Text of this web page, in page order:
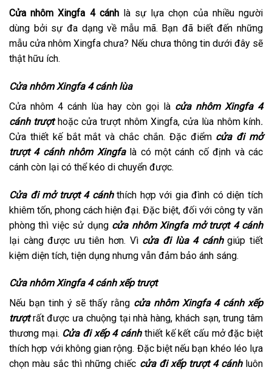
Cửa nhôm Xingfa 4 cánhlà sự lựa chọn của nhiều người
dùng bởi sự đa dạng về mẫu mã. Bạn đã biết đến những
mẫu cửa nhôm Xingfa chưa? Nếu chưa thông tin dưới đây sẽ
thật hữu ích.
Cửa nhôm Xingfa 4 cánh lùa
Cửa nhôm 4 cánh lùa hay còn gọi là cửa nhôm Xingfa 4
cánh trượthoặc cửa trượt nhôm Xingfa, cửa lùa nhôm kính.
Cửa thiết kế bắt mắt và chắc chắn. Đặc điểm cửa đi mở
trượt 4 cánh nhôm Xingfalà có một cánh cố định và các
cánh còn lại có thể kéo di chuyển được.
Cửa đi mở trượt 4 cánhthích hợp với gia đình có diện tích
khiêm tốn, phong cách hiện đại. Đặc biệt, đối với công ty văn
phòng thì việc sử dụng cửa nhôm Xingfa mở trượt 4 cánh
lại càng được ưu tiên hơn. Vì cửa đi lùa 4 cánhgiúp tiết
kiệm diện tích, tiện dụng nhưng vẫn đảm bảo ánh sáng.
Cửa nhôm Xingfa 4 cánh xếp trượt
Nếu bạn tinh ý sẽ thấy rằng cửa nhôm Xingfa 4 cánh xếp
trượtrất được ưa chuộng tại nhà hàng, khách sạn, trung tâm
thương mại. Cửa đi xếp 4 cánhthiết kế kết cấu mở đặc biệt
thích hợp với không gian rộng. Đặc biệt nếu bạn khéo léo lựa
chọn màu sắc thì những chiếc cửa đi xếp trượt 4 cánhluôn